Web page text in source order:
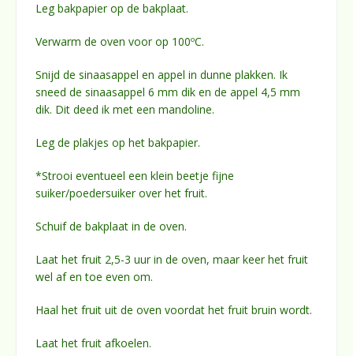
Leg bakpapier op de bakplaat.
Verwarm de oven voor op 100ºC.
Snijd de sinaasappel en appel in dunne plakken. Ik
sneed de sinaasappel 6 mm dik en de appel 4,5 mm
dik. Dit deed ik met een mandoline.
Leg de plakjes op het bakpapier.
*Strooi eventueel een klein beetje fijne
suiker/poedersuiker over het fruit.
Schuif de bakplaat in de oven.
Laat het fruit 2,5-3 uur in de oven, maar keer het fruit
wel af en toe even om.
Haal het fruit uit de oven voordat het fruit bruin wordt.
Laat het fruit afkoelen.